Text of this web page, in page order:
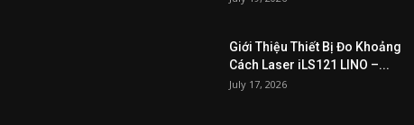
Giới Thiệu Thiết Bị Đo Khoảng
Cách Laser iLS121 LINO –...
July 17, 2026